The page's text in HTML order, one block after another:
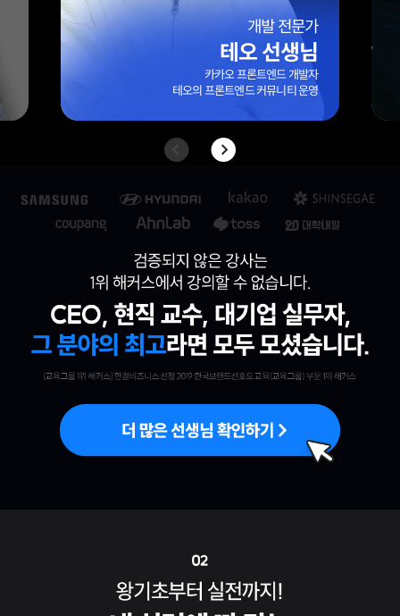
엑셀 전문가
엑셀마왕(임규범) 선생님
대기업/외국계 기업 10년 이상 실무 경력
42만 팔로워 보유
엑셀 전문 블로그 ‘엑셀마왕’ 운영자